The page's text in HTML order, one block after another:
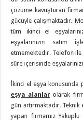
çözüme kavuşturan
gücüyle çalışmaktadır.
tüm ikinci el
eşyalarınızın satım
etmemektedir. Telefon ile
süre içerisinde
İkinci el eşya
eşya alanlarolarak
gün artırmaktadır.
yapan firmamız